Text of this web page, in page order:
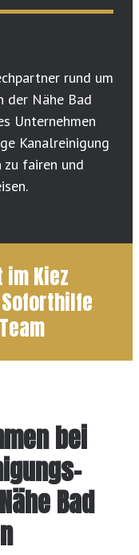
rund um
der Nähe Bad
Unternehmen
Kanalreinigung
zu fairen und
Kiez
bei
Bad